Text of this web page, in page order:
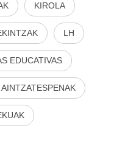
KIROLA
LH
EDUCATIVAS